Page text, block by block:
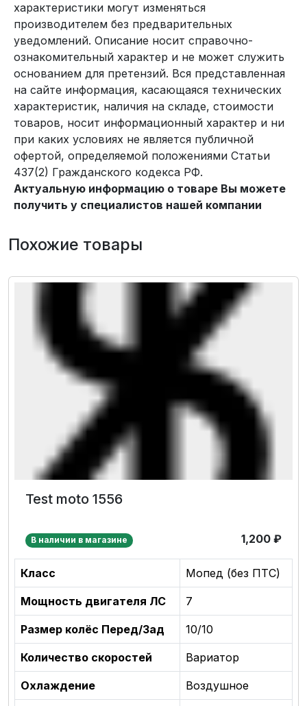
характеристики могут изменяться
производителем без предварительных
уведомлений. Описание носит справочно-
ознакомительный характер и не может служить
основанием для претензий. Вся представленная
на сайте информация, касающаяся технических
характеристик, наличия на складе, стоимости
товаров, носит информационный характер и ни
при каких условиях не является публичной
офертой, определяемой положениями Статьи
437(2) Гражданского кодекса РФ.
Актуальную информацию о товаре Вы можете
получить у специалистов нашей компании
Похожие товары
Test moto 1556
В наличии в магазине 1,200 ₽
Класс Мопед (без ПТС)
Мощность двигателя ЛС 7
Размер колёс Перед/Зад 10/10
Количество скоростей Вариатор
Охлаждение Воздушное